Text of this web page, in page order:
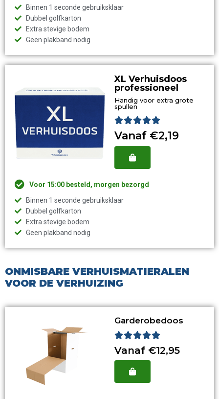
Binnen 1 seconde gebruiksklaar
Dubbel golfkarton
Extra stevige bodem
Geen plakband nodig
XL Verhuisdoos
professioneel
Handig voor extra grote
spullen
Waardering
5
van
Vanaf €2,19
Voor 15:00 besteld, morgen bezorgd
Binnen 1 seconde gebruiksklaar
Dubbel golfkarton
Extra stevige bodem
Geen plakband nodig
ONMISBARE VERHUISMATIERALEN
VOOR DE VERHUIZING
Garderobedoos
Waardering
5
van
Vanaf €12,95